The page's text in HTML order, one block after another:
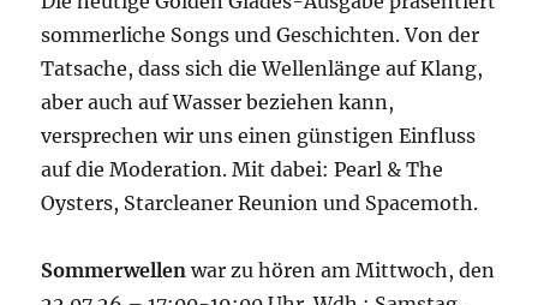
sommerliche Songs und Geschichten. Von der
Tatsache, dass sich die Wellenlänge auf Klang,
aber auch auf Wasser beziehen kann,
versprechen wir uns einen günstigen Einfluss
auf die Moderation. Mit dabei: Pearl & The
Oysters, Starcleaner Reunion und Spacemoth.
Sommerwellen war zu hören am Mittwoch, den